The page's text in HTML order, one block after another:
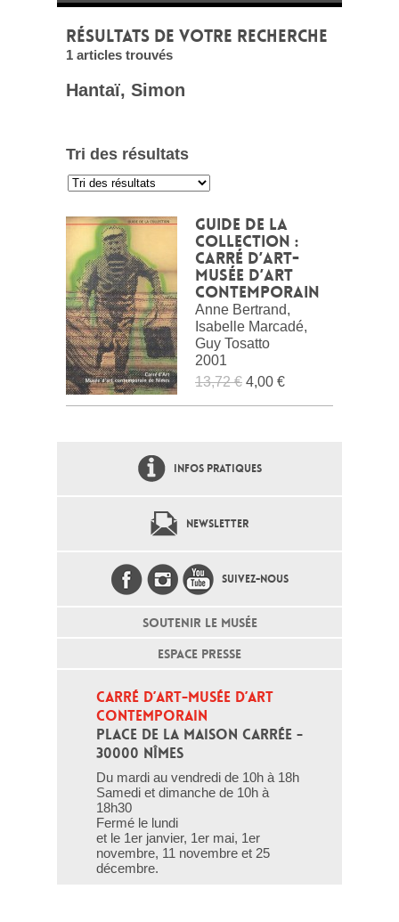
RÉSULTATS DE VOTRE RECHERCHE
1 articles trouvés
Hantaï, Simon
Tri des résultats
Guide de la
collection :
Carré d’Art-
Musée d’art
contemporain
Anne Bertrand,
Isabelle Marcadé,
Guy Tosatto
2001
13,72 € 4,00 €
INFOS PRATIQUES
NEWSLETTER
SUIVEZ-NOUS
SOUTENIR LE MUSÉE
ESPACE PRESSE
CARRÉ D’ART-MUSÉE D’ART
CONTEMPORAIN
PLACE DE LA MAISON CARRÉE -
30000 NÎMES
Du mardi au vendredi de 10h à 18h
Samedi et dimanche de 10h à
18h30
Fermé le lundi
et le 1er janvier, 1er mai, 1er
novembre, 11 novembre et 25
décembre.